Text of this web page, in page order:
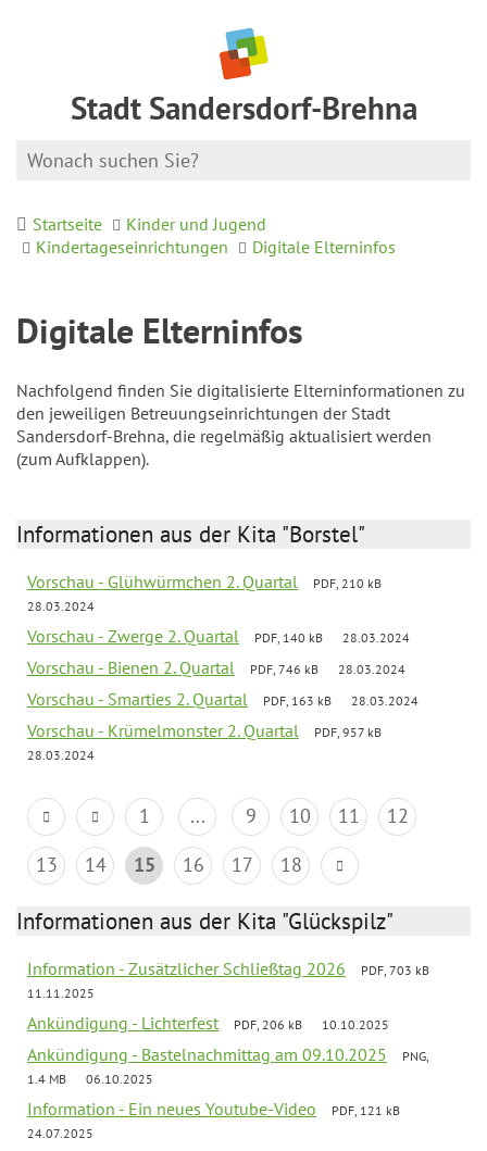
Stadt Sandersdorf-Brehna
Startseite
Kinder und Jugend
Kindertageseinrichtungen
Digitale Elterninfos
Digitale Elterninfos
Nachfolgend finden Sie digitalisierte Elterninformationen zu
den jeweiligen Betreuungseinrichtungen der Stadt
Sandersdorf-Brehna, die regelmäßig aktualisiert werden
(zum Aufklappen).
Informationen aus der Kita "Borstel"
Vorschau - Glühwürmchen 2. Quartal
PDF, 210 kB
28.03.2024
Vorschau - Zwerge 2. Quartal PDF, 140 kB 28.03.2024
Vorschau - Bienen 2. Quartal PDF, 746 kB 28.03.2024
Vorschau - Smarties 2. Quartal PDF, 163 kB 28.03.2024
Vorschau - Krümelmonster 2. Quartal
PDF, 957 kB
28.03.2024
1 ... 9 10 11
12
13
14 15 16 17 18
Informationen aus der Kita "Glückspilz"
Information - Zusätzlicher Schließtag 2026
PDF, 703 kB
11.11.2025
Ankündigung - Lichterfest PDF, 206 kB 10.10.2025
Ankündigung - Bastelnachmittag am 09.10.2025
PNG,
1.4 MB
06.10.2025
Information - Ein neues Youtube-Video
PDF, 121 kB
24.07.2025